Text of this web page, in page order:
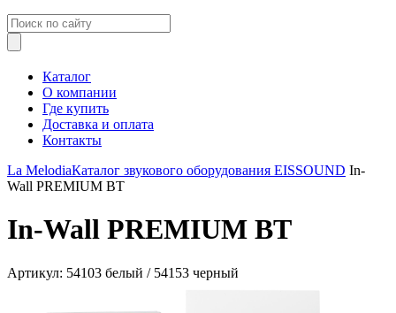
Каталог
О компании
Где купить
Доставка и оплата
Контакты
La MelodiaКаталог звукового оборудования EISSOUND In-
Wall PREMIUM BT
In-Wall PREMIUM BT
Артикул: 54103 белый / 54153 черный